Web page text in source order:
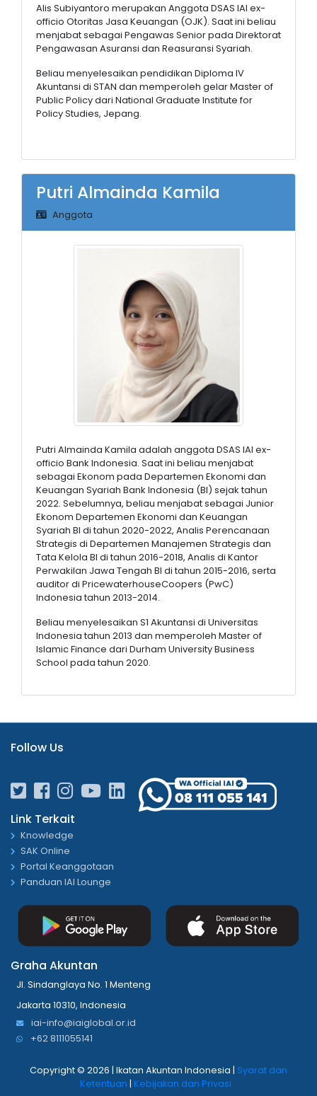
Alis Subiyantoro merupakan Anggota DSAS IAI ex-
officio Otoritas Jasa Keuangan (OJK). Saat ini beliau
menjabat sebagai Pengawas Senior pada Direktorat
Pengawasan Asuransi dan Reasuransi Syariah.
Beliau menyelesaikan pendidikan Diploma IV
Akuntansi di STAN dan memperoleh gelar Master of
Public Policy dari National Graduate Institute for
Policy Studies, Jepang.
Putri Almainda Kamila
Anggota
Putri Almainda Kamila adalah anggota DSAS IAI ex-
officio Bank Indonesia. Saat ini beliau menjabat
sebagai Ekonom pada Departemen Ekonomi dan
Keuangan Syariah Bank Indonesia (BI) sejak tahun
2022. Sebelumnya, beliau menjabat sebagai Junior
Ekonom Departemen Ekonomi dan Keuangan
Syariah BI di tahun 2020-2022, Analis Perencanaan
Strategis di Departemen Manajemen Strategis dan
Tata Kelola BI di tahun 2016-2018, Analis di Kantor
Perwakilan Jawa Tengah BI di tahun 2015-2016, serta
auditor di PricewaterhouseCoopers (PwC)
Indonesia tahun 2013-2014.
Beliau menyelesaikan S1 Akuntansi di Universitas
Indonesia tahun 2013 dan memperoleh Master of
Islamic Finance dari Durham University Business
School pada tahun 2020.
Follow Us
Link Terkait
Knowledge
SAK Online
Portal Keanggotaan
Panduan IAI Lounge
Graha Akuntan
Jl. Sindanglaya No. 1 Menteng
Jakarta 10310, Indonesia
iai-info@iaiglobal.or.id
+62 8111055141
Copyright © 2026 | Ikatan Akuntan Indonesia | Syarat dan
Ketentuan | Kebijakan dan Privasi